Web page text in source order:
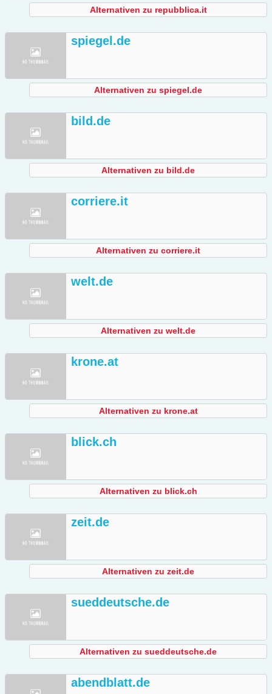
Alternativen zu repubblica.it
spiegel.de
Alternativen zu spiegel.de
bild.de
Alternativen zu bild.de
corriere.it
Alternativen zu corriere.it
welt.de
Alternativen zu welt.de
krone.at
Alternativen zu krone.at
blick.ch
Alternativen zu blick.ch
zeit.de
Alternativen zu zeit.de
sueddeutsche.de
Alternativen zu sueddeutsche.de
abendblatt.de